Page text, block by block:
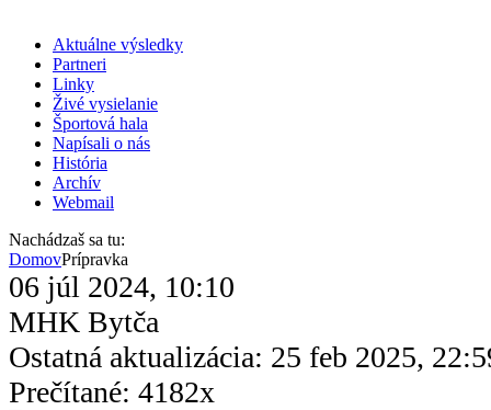
Aktuálne výsledky
Partneri
Linky
Živé vysielanie
Športová hala
Napísali o nás
História
Archív
Webmail
Nachádzaš sa tu:
DomovPrípravka
06 júl 2024, 10:10
MHK Bytča
Ostatná aktualizácia: 25 feb 2025,
Prečítané: 4182x